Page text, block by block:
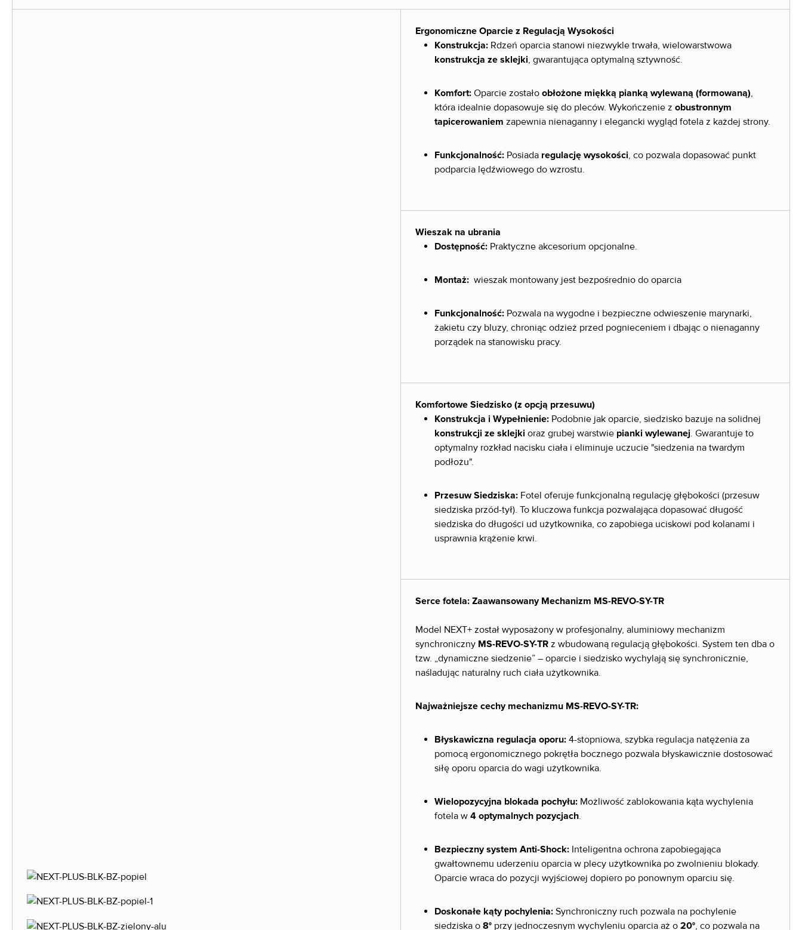
Ergonomiczne Oparcie z Regulacją Wysokości
Konstrukcja: Rdzeń oparcia stanowi niezwykle trwała, wielowarstwowa
konstrukcja ze sklejki, gwarantująca optymalną sztywność.
Komfort: Oparcie zostało obłożone miękką pianką wylewaną (formowaną),
która idealnie dopasowuje się do pleców. Wykończenie z obustronnym
tapicerowaniem zapewnia nienaganny i elegancki wygląd fotela z każdej strony.
Funkcjonalność: Posiada regulację wysokości, co pozwala dopasować punkt
podparcia lędźwiowego do wzrostu.
Wieszak na ubrania
Dostępność: Praktyczne akcesorium opcjonalne.
Montaż: wieszak montowany jest bezpośrednio do oparcia
Funkcjonalność: Pozwala na wygodne i bezpieczne odwieszenie marynarki,
żakietu czy bluzy, chroniąc odzież przed pognieceniem i dbając o nienaganny
porządek na stanowisku pracy.
Komfortowe Siedzisko (z opcją przesuwu)
Konstrukcja i Wypełnienie: Podobnie jak oparcie, siedzisko bazuje na solidnej
konstrukcji ze sklejki oraz grubej warstwie pianki wylewanej. Gwarantuje to
optymalny rozkład nacisku ciała i eliminuje uczucie "siedzenia na twardym
podłożu".
Przesuw Siedziska: Fotel oferuje funkcjonalną regulację głębokości (przesuw
siedziska przód-tył). To kluczowa funkcja pozwalająca dopasować długość
siedziska do długości ud użytkownika, co zapobiega uciskowi pod kolanami i
usprawnia krążenie krwi.
Serce fotela: Zaawansowany Mechanizm MS-REVO-SY-TR
Model NEXT+ został wyposażony w profesjonalny, aluminiowy mechanizm
synchroniczny MS-REVO-SY-TR z wbudowaną regulacją głębokości. System ten dba o
tzw. „dynamiczne siedzenie” – oparcie i siedzisko wychylają się synchronicznie,
naśladując naturalny ruch ciała użytkownika.
Najważniejsze cechy mechanizmu MS-REVO-SY-TR:
Błyskawiczna regulacja oporu: 4-stopniowa, szybka regulacja natężenia za
pomocą ergonomicznego pokrętła bocznego pozwala błyskawicznie dostosować
siłę oporu oparcia do wagi użytkownika.
Wielopozycyjna blokada pochyłu: Możliwość zablokowania kąta wychylenia
fotela w 4 optymalnych pozycjach.
Bezpieczny system Anti-Shock: Inteligentna ochrona zapobiegająca
gwałtownemu uderzeniu oparcia w plecy użytkownika po zwolnieniu blokady.
Oparcie wraca do pozycji wyjściowej dopiero po ponownym oparciu się.
Doskonałe kąty pochylenia: Synchroniczny ruch pozwala na pochylenie
siedziska o 8° przy jednoczesnym wychyleniu oparcia aż o 20°, co pozwala na